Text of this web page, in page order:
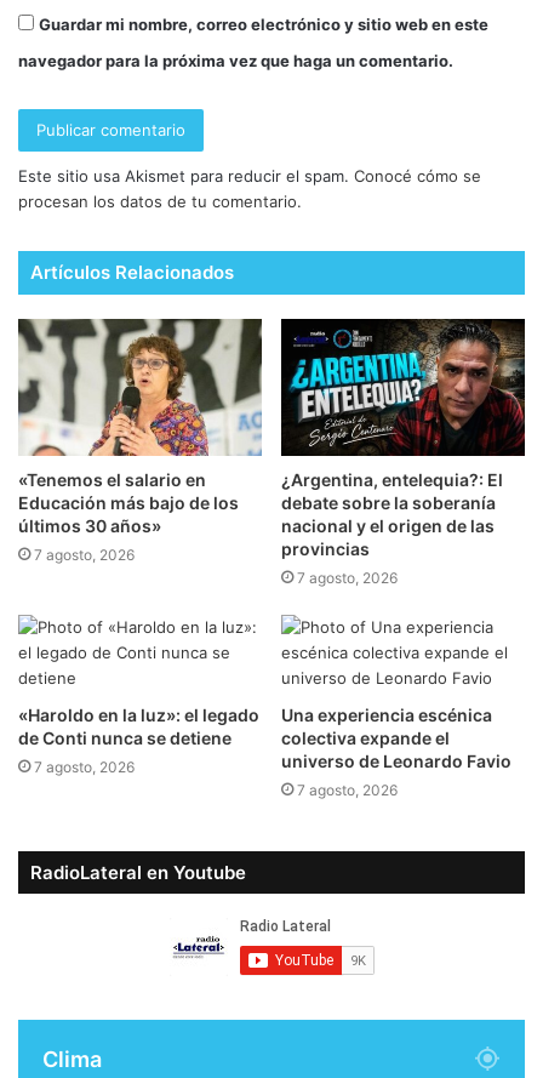
Guardar mi nombre, correo electrónico y sitio web en este
navegador para la próxima vez que haga un comentario.
Este sitio usa Akismet para reducir el spam. Conocé cómo se
procesan los datos de tu comentario.
Artículos Relacionados
​«Tenemos el salario en
Educación más bajo de los
últimos 30 años»
7 agosto, 2026
¿Argentina, entelequia?: El
debate sobre la soberanía
nacional y el origen de las
provincias
7 agosto, 2026
​«Haroldo en la luz»: el legado
de Conti nunca se detiene
7 agosto, 2026
​Una experiencia escénica
colectiva expande el
universo de Leonardo Favio
7 agosto, 2026
RadioLateral en Youtube
Clima